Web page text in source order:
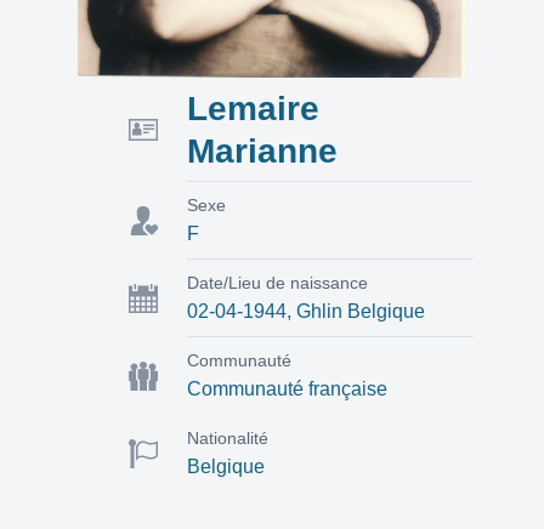
Lemaire
Marianne
F
Sexe
02-04-1944, Ghlin Belgique
Date/Lieu de naissance
Communauté française
Communauté
Belgique
Nationalité